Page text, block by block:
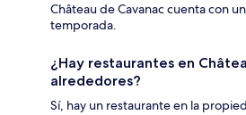
Château de Cavanac cuenta con
temporada.
¿Hay restaurantes en
alrededores?
Sí, hay un restaurante en la